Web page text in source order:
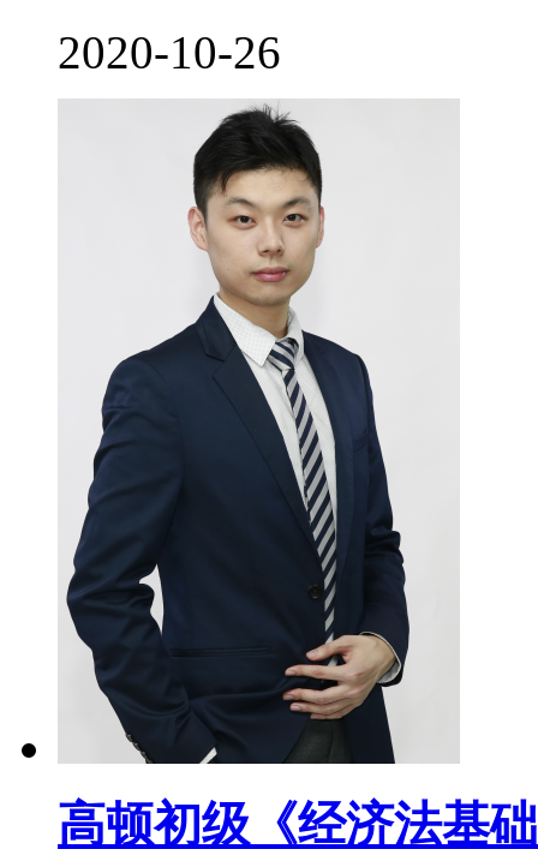
2020-10-26
高顿初级《经济法基